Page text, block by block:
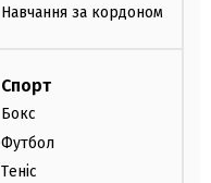
Навчання за кордоном
Спорт
Бокс
Футбол
Теніс